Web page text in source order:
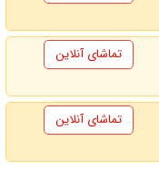
تماشای آنلاین
تماشای آنلاین